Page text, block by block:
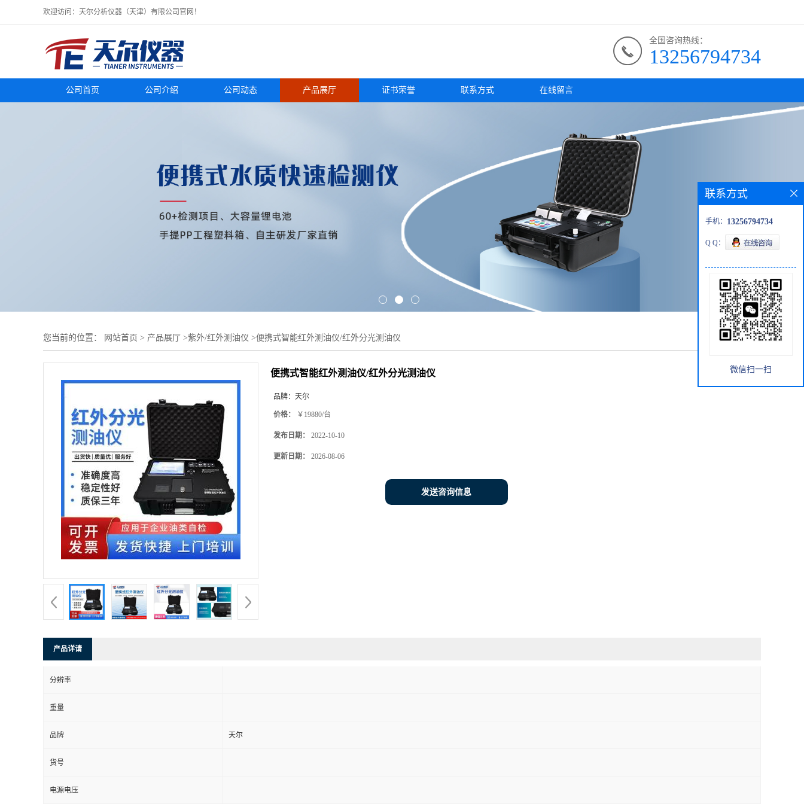
欢迎访问：天尔分析仪器（天津）有限公司官网！
全国咨询热线：
13256794734
公司首页 公司介绍 公司动态 产品展厅 证书荣誉 联系方式 在线留言
您当前的位置： 网站首页 > 产品展厅 >紫外/红外测油仪 >便携式智能红外测油仪/红外分光测油仪
便携式智能红外测油仪/红外分光测油仪
品牌： 天尔
价格： ￥19880/台
发布日期： 2022-10-10
更新日期： 2026-08-06
发送咨询信息
产品详请
分辨率
重量
品牌 天尔
货号
电源电压
联系方式
手机： 13256794734
Q Q：
微信扫一扫